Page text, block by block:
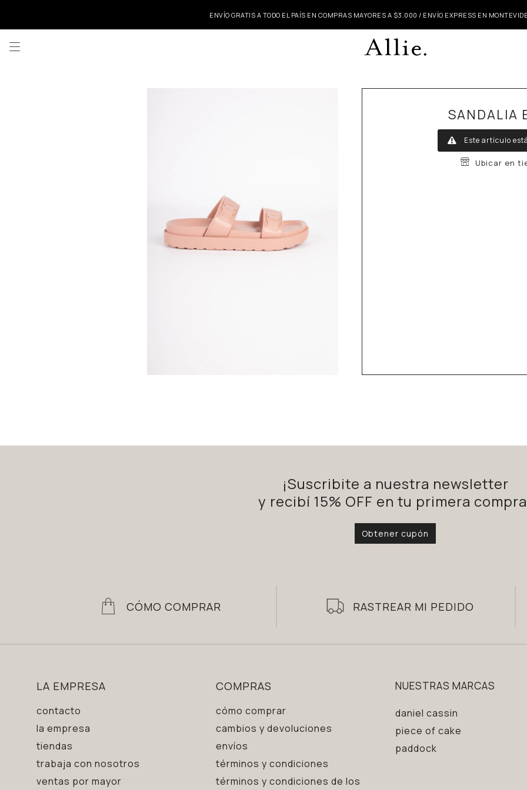
ENVÍO GRATIS A TODO EL PAÍS EN COMPRAS MAYORES A $3.000 / ENVÍO EXPRESS EN

SANDALIA
Este artículo
Ubicar en
¡Suscribite a nuestra newsletter
y recibí 15% OFF en tu primera
Obtener cupón
CÓMO COMPRAR RASTREAR MI PEDIDO
LA EMPRESA
contacto
la empresa
tiendas
trabaja con nosotros
ventas por mayor
COMPRAS
cómo comprar
cambios y devoluciones
envíos
términos y condiciones
términos y condiciones de los
NUESTRAS MARCAS
daniel cassin
piece of cake
paddock